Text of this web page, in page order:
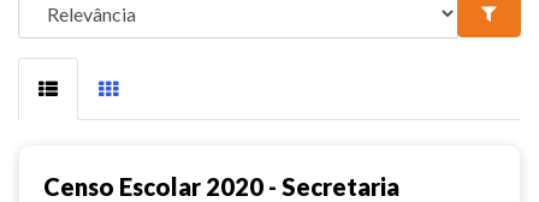
Censo Escolar 2020 - Secretaria